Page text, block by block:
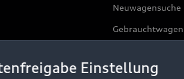
Einstellung
Neuwagensuche
Finanzierung